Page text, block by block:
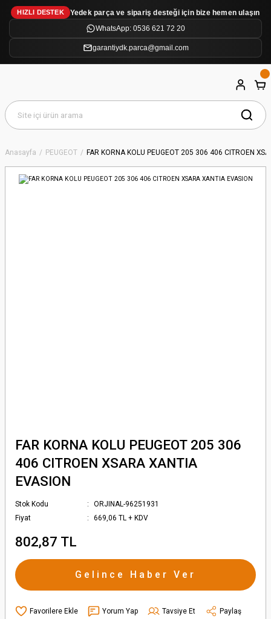
HIZLI DESTEK
Yedek parça ve sipariş desteği için bize hemen ulaşın
WhatsApp: 0536 621 72 20
garantiydk.parca@gmail.com
Anasayfa PEUGEOT FAR KORNA KOLU PEUGEOT 205 306 406 CITROEN
FAR KORNA KOLU PEUGEOT 205 306
406 CITROEN XSARA XANTIA
EVASION
Stok Kodu
ORJINAL-96251931
Fiyat
669,06 TL + KDV
802,87 TL
Gelince Haber Ver
Yorum Yap Tavsiye Et
Paylaş